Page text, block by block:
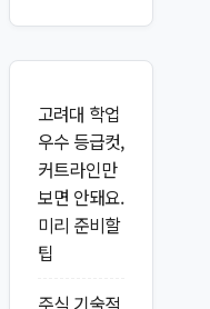
고려대 학업
우수 등급컷,
커트라인만
보면 안돼요.
미리 준비할
팁
주식 기술적